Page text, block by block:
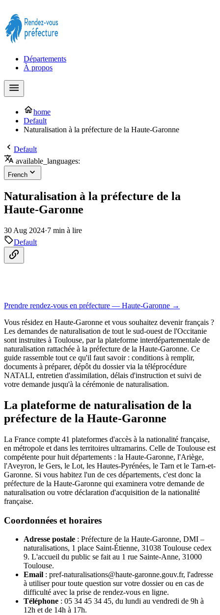
Départements
À propos
home
Default
Naturalisation à la préfecture de la Haute-Garonne
Default
available_languages:
French
Naturalisation à la préfecture de la
Haute-Garonne
30 Aug 2024·7 min à lire
Default
Prendre rendez-vous en préfecture — Haute-Garonne →
Vous résidez en Haute-Garonne et vous souhaitez devenir français ?
Les demandes de naturalisation de tout le sud-ouest de l'Occitanie
sont instruites à Toulouse, par la plateforme interdépartementale de
naturalisation rattachée à la préfecture de la Haute-Garonne. Ce
guide rassemble tout ce qu'il faut savoir : conditions à remplir,
documents à préparer, dépôt du dossier via la téléprocédure
NATALI, entretien d'assimilation, délais d'instruction et suivi de
votre demande jusqu'à la cérémonie de naturalisation.
La plateforme de naturalisation de la
préfecture de la Haute-Garonne
La France compte 41 plateformes d'accès à la nationalité française,
en métropole et dans les territoires ultramarins. Celle de Toulouse est
compétente pour huit départements : la Haute-Garonne, l'Ariège,
l'Aveyron, le Gers, le Lot, les Hautes-Pyrénées, le Tarn et le Tarn-et-
Garonne. Si vous habitez l'un de ces départements, c'est donc la
préfecture de la Haute-Garonne qui examinera votre demande de
naturalisation ou votre déclaration d'acquisition de la nationalité
française.
Coordonnées et horaires
Adresse postale : Préfecture de la Haute-Garonne, DMI –
naturalisations, 1 place Saint-Étienne, 31038 Toulouse cedex
9. L'accueil du public se fait au 1 rue Sainte-Anne, 31000
Toulouse.
Email : pref-naturalisations@haute-garonne.gouv.fr, l'adresse
à utiliser pour toute question sur votre dossier ou en cas de
difficulté avec la prise de rendez-vous en ligne.
Téléphone : 05 34 45 34 45, du lundi au vendredi de 9h à
12h et de 14h à 17h.